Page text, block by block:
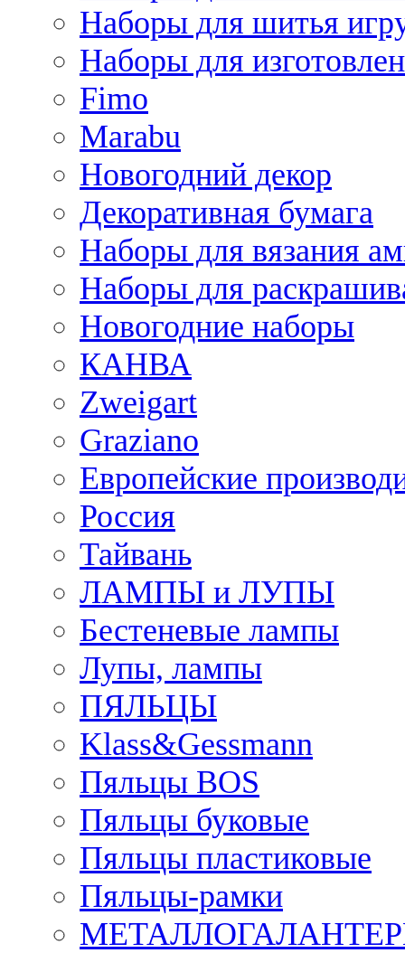
Наборы для шитья
Наборы для
Fimo
Marabu
Новогодний декор
Декоративная бумага
Наборы для вязания
Наборы для
Новогодние наборы
КАНВА
Zweigart
Graziano
Европейские
Россия
Тайвань
ЛАМПЫ и ЛУПЫ
Бестеневые лампы
Лупы, лампы
ПЯЛЬЦЫ
Klass&Gessmann
Пяльцы BOS
Пяльцы буковые
Пяльцы пластиковые
Пяльцы-рамки